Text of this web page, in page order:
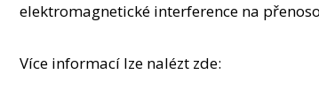
elektromagnetické interference na
Více informací lze nalézt zde: